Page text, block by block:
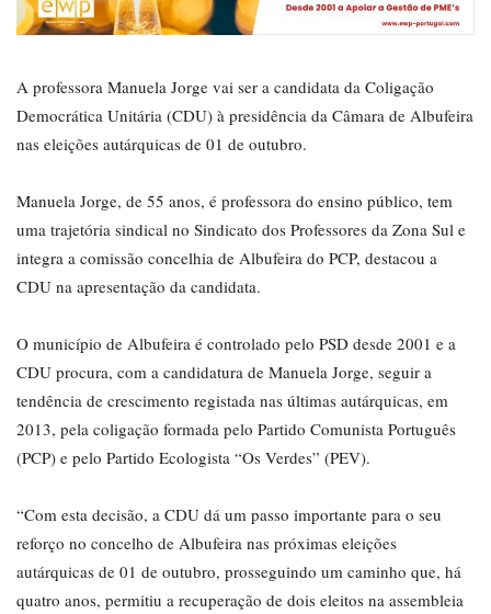
A professora Manuela Jorge vai ser a candidata da Coligação
Democrática Unitária (CDU) à presidência da Câmara de Albufeira
nas eleições autárquicas de 01 de outubro.
Manuela Jorge, de 55 anos, é professora do ensino público, tem
uma trajetória sindical no Sindicato dos Professores da Zona Sul e
integra a comissão concelhia de Albufeira do PCP, destacou a
CDU na apresentação da candidata.
O município de Albufeira é controlado pelo PSD desde 2001 e a
CDU procura, com a candidatura de Manuela Jorge, seguir a
tendência de crescimento registada nas últimas autárquicas, em
2013, pela coligação formada pelo Partido Comunista Português
(PCP) e pelo Partido Ecologista “Os Verdes” (PEV).
“Com esta decisão, a CDU dá um passo importante para o seu
reforço no concelho de Albufeira nas próximas eleições
autárquicas de 01 de outubro, prosseguindo um caminho que, há
quatro anos, permitiu a recuperação de dois eleitos na assembleia